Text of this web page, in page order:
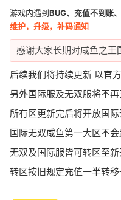
游戏内遇到BUG、充值不到账
维护，升级，补码通知
感谢大家长期对咸鱼之王
后续我们将持续更新 以官
另外国际服及无双服将不
所有区更新完后将开放国
国际无双咸鱼第一大区不
无双及国际服皆可转区至
转区按旧规定充值一半转